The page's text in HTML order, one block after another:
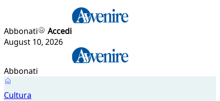
Abbonati
Accedi
August 10, 2026
Abbonati
Cultura